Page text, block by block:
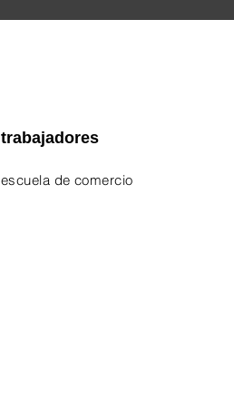
trabajadores
escuela de comercio